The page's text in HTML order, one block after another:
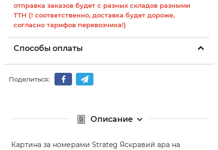
отправка заказов будет с разных складов разными
ТТН (! соответственно, доставка будет дороже,
согласно тарифов перевозчика!)
Способы оплаты
Поделиться:
Описание
Картина за номерами Strateg Яскравий ара на